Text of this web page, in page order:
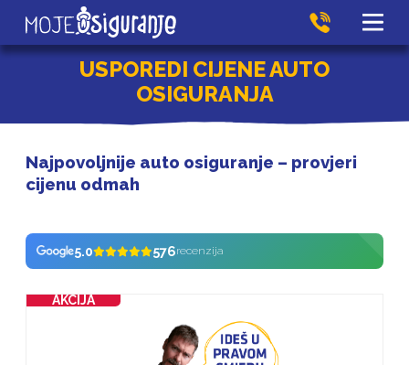
USPOREDI CIJENE AUTO
OSIGURANJA
Najpovoljnije auto osiguranje – provjeri
cijenu odmah
5.0 576recenzija
AKCIJA